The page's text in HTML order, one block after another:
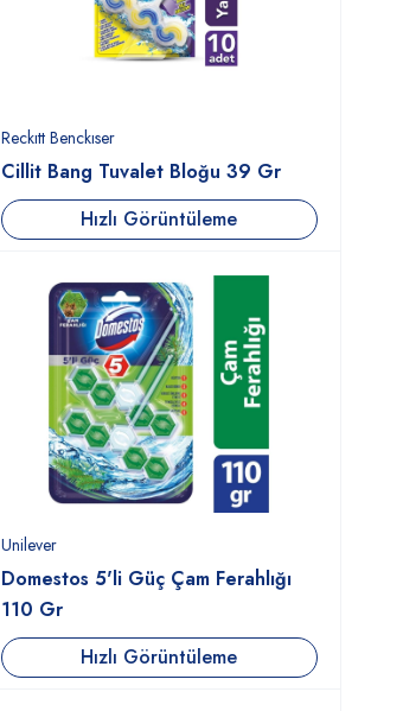
Reckıtt Benckıser
Cillit Bang Tuvalet Bloğu 39 Gr
Hızlı Görüntüleme
Unilever
Domestos 5'li Güç Çam Ferahlığı
110 Gr
Hızlı Görüntüleme